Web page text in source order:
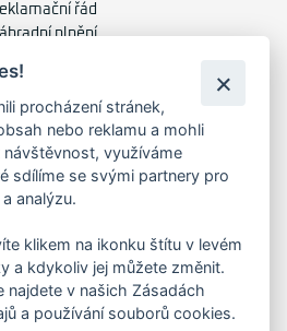
řád
plnění
použití cookies
O NÁS
společnosti
Kontakty
ADRESA
procházení stránek,
nebo reklamu a mohli
využíváme
sdílíme se svými partnery pro
analýzu.
klikem na ikonku štítu v levém
a kdykoliv jej můžete změnit.
najdete v našich Zásadách
a používání souborů cookies.